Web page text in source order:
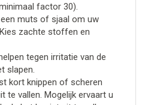
factor 30).
muts of sjaal om uw
zachte stoffen en
tegen irritatie van de
slapen.
kort knippen of scheren
te vallen. Mogelijk ervaart u